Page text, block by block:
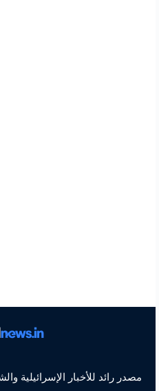
مصدر رائد للأخبار الإسرائيلية